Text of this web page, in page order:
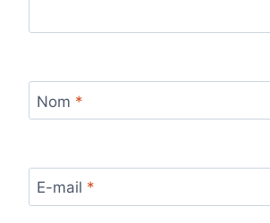
Nom *
E-mail *